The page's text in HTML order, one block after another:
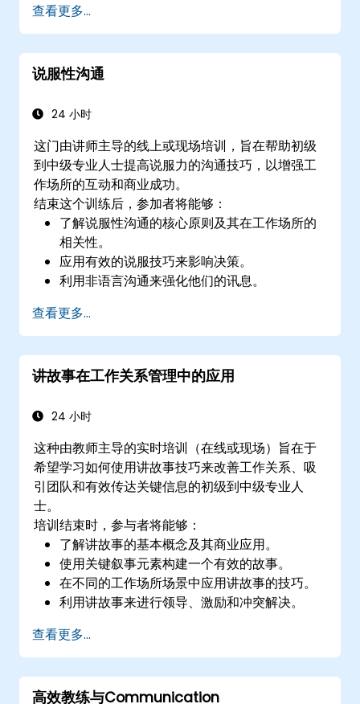
查看更多...
说服性沟通
24 小时
这门由讲师主导的线上或现场培训，旨在帮助初级
到中级专业人士提高说服力的沟通技巧，以增强工
作场所的互动和商业成功。
结束这个训练后，参加者将能够：
了解说服性沟通的核心原则及其在工作场所的
相关性。
应用有效的说服技巧来影响决策。
利用非语言沟通来强化他们的讯息。
的说服能力。
查看更多...
讲故事在工作关系管理中的应用
24 小时
这种由教师主导的实时培训（在线或现场）旨在于
希望学习如何使用讲故事技巧来改善工作关系、吸
引团队和有效传达关键信息的初级到中级专业人
士。
培训结束时，参与者将能够：
了解讲故事的基本概念及其商业应用。
使用关键叙事元素构建一个有效的故事。
在不同的工作场所场景中应用讲故事的技巧。
利用讲故事来进行领导、激励和冲突解决。
查看更多...
高效教练与Communication